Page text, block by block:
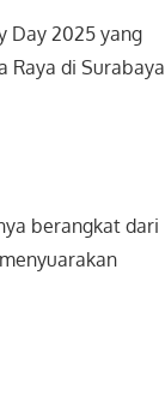
Day 2025 yang
Raya di Surabaya
berangkat dari